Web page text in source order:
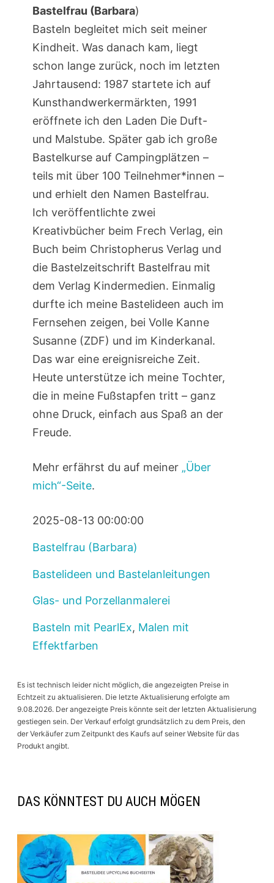
Bastelfrau (Barbara)
Basteln begleitet mich seit meiner
Kindheit. Was danach kam, liegt
schon lange zurück, noch im letzten
Jahrtausend: 1987 startete ich auf
Kunsthandwerkermärkten, 1991
eröffnete ich den Laden Die Duft-
und Malstube. Später gab ich große
Bastelkurse auf Campingplätzen –
teils mit über 100 Teilnehmer*innen –
und erhielt den Namen Bastelfrau.
Ich veröffentlichte zwei
Kreativbücher beim Frech Verlag, ein
Buch beim Christopherus Verlag und
die Bastelzeitschrift Bastelfrau mit
dem Verlag Kindermedien. Einmalig
durfte ich meine Bastelideen auch im
Fernsehen zeigen, bei Volle Kanne
Susanne (ZDF) und im Kinderkanal.
Das war eine ereignisreiche Zeit.
Heute unterstütze ich meine Tochter,
die in meine Fußstapfen tritt – ganz
ohne Druck, einfach aus Spaß an der
Freude.
Mehr erfährst du auf meiner „Über
mich“-Seite.
2025-08-13 00:00:00
Bastelfrau (Barbara)
Bastelideen und Bastelanleitungen
Glas- und Porzellanmalerei
Basteln mit PearlEx, Malen mit
Effektfarben
Es ist technisch leider nicht möglich, die angezeigten Preise in
Echtzeit zu aktualisieren. Die letzte Aktualisierung erfolgte am
9.08.2026. Der angezeigte Preis könnte seit der letzten Aktualisierung
gestiegen sein. Der Verkauf erfolgt grundsätzlich zu dem Preis, den
der Verkäufer zum Zeitpunkt des Kaufs auf seiner Website für das
Produkt angibt.
DAS KÖNNTEST DU AUCH MÖGEN